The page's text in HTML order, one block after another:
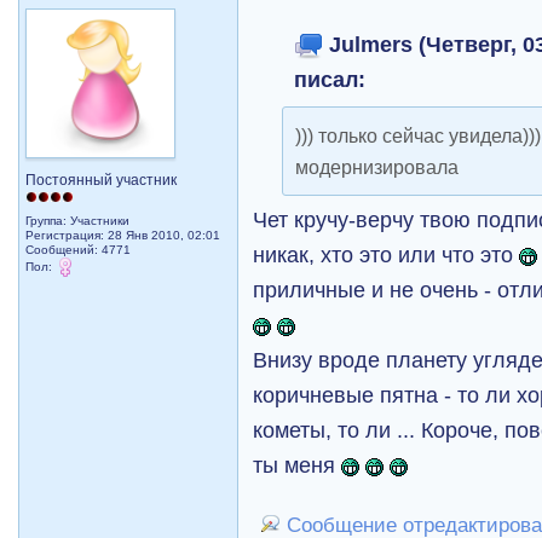
Постоянный участник
Группа: Участники
Регистрация: 28 Янв 2010, 02:01
Сообщений: 4771
Пол:
Julmers (Четверг,
писал:
))) только сейчас
модернизировала
Чет кручу-верчу твою
никак, хто это или что это
приличные и не очень -
Внизу вроде планету
коричневые пятна - то ли
кометы, то ли ... Короче,
ты меня
Сообщение